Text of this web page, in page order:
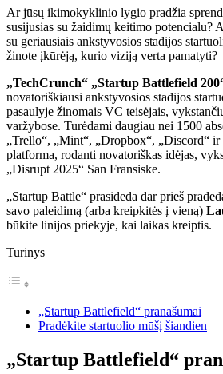
Ar jūsų ikimokyklinio lygio pradžia
susijusias su žaidimų keitimo potencialu?
su geriausiais ankstyvosios stadijos
žinote įkūrėją, kurio viziją verta pamatyti?
„TechCrunch“ „Startup Battlefield
novatoriškiausi ankstyvosios stadijos
pasaulyje žinomais VC teisėjais,
varžybose. Turėdami daugiau nei 1500
„Trello“, „Mint“, „Dropbox“, „Discord“ ir
platforma, rodanti novatoriškas idėjas,
„Disrupt 2025“ San Fransiske.
„Startup Battle“ prasideda dar prieš
savo paleidimą (arba kreipkitės į vieną)
būkite linijos priekyje, kai laikas kreiptis.
Turinys
„Startup Battlefield“ pranašumai
Pradėkite startuolio mūšį šiandien
„Startup Battlefield“